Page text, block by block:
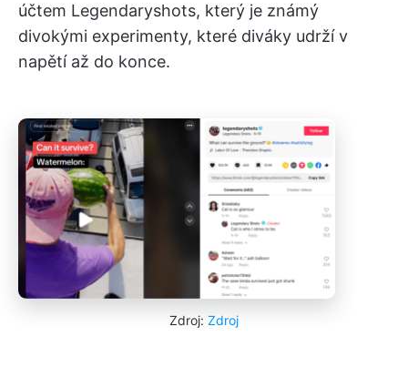
účtem Legendaryshots, který je známý
divokými experimenty, které diváky udrží v
napětí až do konce.
Zdroj: Zdroj